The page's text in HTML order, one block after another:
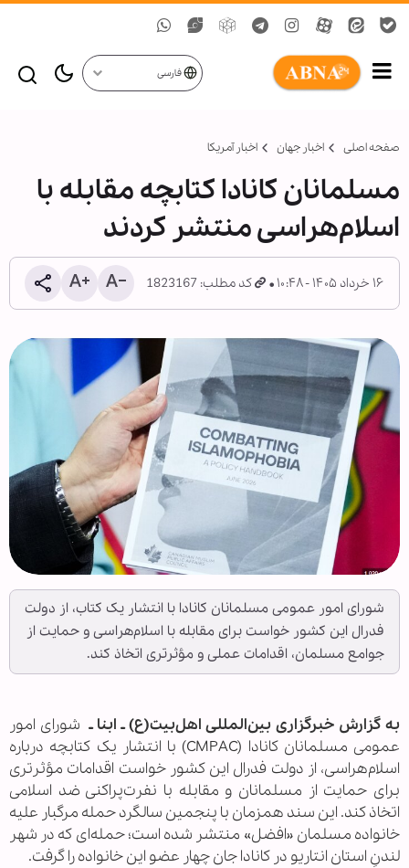
فارسی
صفحه اصلی اخبار جهان اخبار آمریکا
مسلمانان کانادا کتابچه مقابله با
اسلام‌هراسی منتشر کردند
۱۶ خرداد ۱۴۰۵ - ۱۰:۴۸ کد مطلب: 1823167
شورای امور عمومی مسلمانان کانادا با انتشار یک کتاب، از دولت
فدرال این کشور خواست برای مقابله با اسلام‌هراسی و حمایت از
جوامع مسلمان، اقدامات عملی و مؤثرتری اتخاذ کند.
به گزارش خبرگزاری بین‌المللی اهل‌بیت(ع) ـ ابنا ـشورای امور
عمومی مسلمانان کانادا (CMPAC) با انتشار یک کتابچه درباره
اسلام‌هراسی، از دولت فدرال این کشور خواست اقدامات مؤثرتری
برای حمایت از مسلمانان و مقابله با نفرت‌پراکنی ضد اسلامی
اتخاذ کند. این سند همزمان با پنجمین سالگرد حمله مرگبار علیه
خانواده مسلمان «افضل» منتشر شده است؛ حمله‌ای که در شهر
لندنِ استان انتاریو در کانادا جان چهار عضو این خانواده را گرفت.